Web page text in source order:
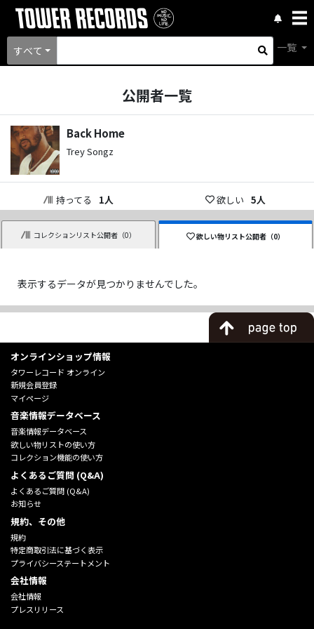
すべて 一覧
公開者一覧
Back Home
Trey Songz
持ってる 1人 欲しい 5人
コレクションリスト公開者（0） 欲しい物リスト公開者（0）
表示するデータが見つかりませんでした。
オンラインショップ情報
タワーレコード オンライン
新規会員登録
マイページ
音楽情報データベース
音楽情報データベース
欲しい物リストの使い方
コレクション機能の使い方
よくあるご質問 (Q&A)
よくあるご質問 (Q&A)
お知らせ
規約、その他
規約
特定商取引法に基づく表示
プライバシーステートメント
会社情報
会社情報
プレスリリース